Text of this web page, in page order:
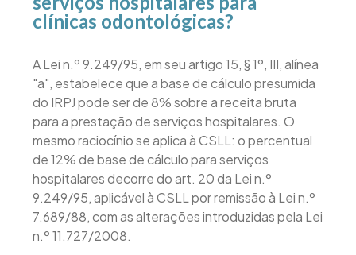
clínicas odontológicas?
A Lei n.º 9.249/95, em seu artigo 15, § 1º, III, alínea
"a", estabelece que a base de cálculo presumida
do IRPJ pode ser de 8% sobre a receita bruta
para a prestação de serviços hospitalares. O
mesmo raciocínio se aplica à CSLL: o percentual
de 12% de base de cálculo para serviços
hospitalares decorre do art. 20 da Lei n.º
9.249/95, aplicável à CSLL por remissão à Lei n.º
7.689/88, com as alterações introduzidas pela Lei
n.º 11.727/2008.